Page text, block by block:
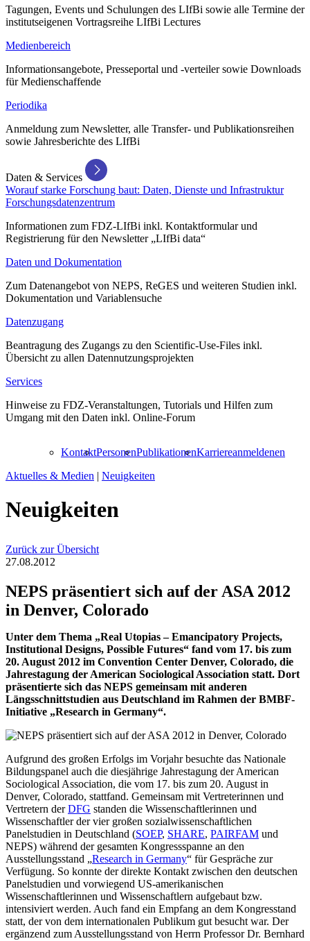
Tagungen, Events und Schulungen des LIfBi sowie alle Termine der
institutseigenen Vortragsreihe LIfBi Lectures
Medienbereich
Informationsangebote, Presseportal und -verteiler sowie Downloads
für Medienschaffende
Periodika
Anmeldung zum Newsletter, alle Transfer- und Publikationsreihen
sowie Jahresberichte des LIfBi
Daten & Services
Worauf starke Forschung baut: Daten, Dienste und Infrastruktur
Forschungsdatenzentrum
Informationen zum FDZ-LIfBi inkl. Kontaktformular und
Registrierung für den Newsletter „LIfBi data“
Daten und Dokumentation
Zum Datenangebot von NEPS, ReGES und weiteren Studien inkl.
Dokumentation und Variablensuche
Datenzugang
Beantragung des Zugangs zu den Scientific-Use-Files inkl.
Übersicht zu allen Datennutzungsprojekten
Services
Hinweise zu FDZ-Veranstaltungen, Tutorials und Hilfen zum
Umgang mit den Daten inkl. Online-Forum
KontaktPersonenPublikationenKarriereanmeldenen
Aktuelles & Medien | Neuigkeiten
Neuigkeiten
Zurück zur Übersicht
27.08.2012
NEPS präsentiert sich auf der ASA 2012
in Denver, Colorado
Unter dem Thema „Real Utopias – Emancipatory Projects,
Institutional Designs, Possible Futures“ fand vom 17. bis zum
20. August 2012 im Convention Center Denver, Colorado, die
Jahrestagung der American Sociological Association statt. Dort
präsentierte sich das NEPS gemeinsam mit anderen
Längsschnittstudien aus Deutschland im Rahmen der BMBF-
Initiative „Research in Germany“.
Aufgrund des großen Erfolgs im Vorjahr besuchte das Nationale
Bildungspanel auch die diesjährige Jahrestagung der American
Sociological Association, die vom 17. bis zum 20. August in
Denver, Colorado, stattfand. Gemeinsam mit Vertreterinnen und
Vertretern derDFG standen die Wissenschaftlerinnen und
Wissenschaftler der vier großen sozialwissenschaftlichen
Panelstudien in Deutschland (SOEP, SHARE, PAIRFAM und
NEPS) während der gesamten Kongressspanne an den
Ausstellungsstand „Research in Germany“ für Gespräche zur
Verfügung. So konnte der direkte Kontakt zwischen den deutschen
Panelstudien und vorwiegend US-amerikanischen
Wissenschaftlerinnen und Wissenschaftlern aufgebaut bzw.
intensiviert werden. Auch fand ein Empfang an dem Kongresstand
statt, der von dem internationalen Publikum gut besucht war. Der
ergänzend zum Ausstellungsstand von Herrn Professor Dr. Bernhard